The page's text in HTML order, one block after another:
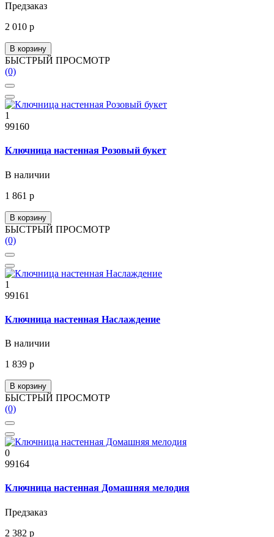
Предзаказ
2 010 р
В корзину
БЫСТРЫЙ ПРОСМОТР
(0)
1
99160
Ключница настенная Розовый букет
В наличии
1 861 р
В корзину
БЫСТРЫЙ ПРОСМОТР
(0)
1
99161
Ключница настенная Наслаждение
В наличии
1 839 р
В корзину
БЫСТРЫЙ ПРОСМОТР
(0)
0
99164
Ключница настенная Домашняя мелодия
Предзаказ
2 382 р